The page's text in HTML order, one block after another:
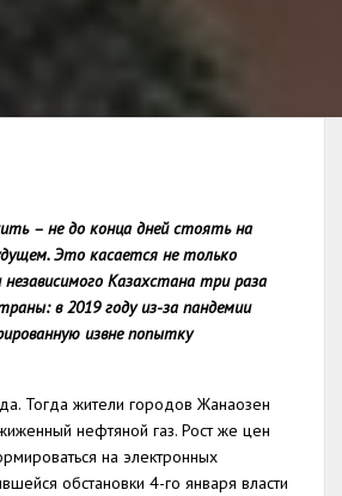
– не до конца дней стоять на
Это касается не только
Казахстана три раза
в 2019 году из-за пандемии
извне попытку
Тогда жители городов Жанаозен
нефтяной газ. Рост же цен
на электронных
обстановки 4-го января власти